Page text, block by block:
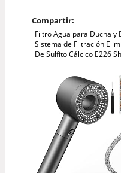
Compartir:
Filtro Agua para Ducha y
Sistema de Filtración
De Sulfito Cálcico E226